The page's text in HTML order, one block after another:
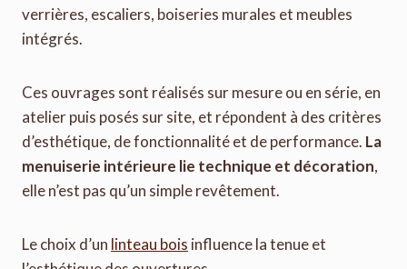
verrières, escaliers, boiseries murales et meubles
intégrés.
Ces ouvrages sont réalisés sur mesure ou en série, en
atelier puis posés sur site, et répondent à des critères
d’esthétique, de fonctionnalité et de performance. La
menuiserie intérieure lie technique et décoration,
elle n’est pas qu’un simple revêtement.
Le choix d’un linteau bois influence la tenue et